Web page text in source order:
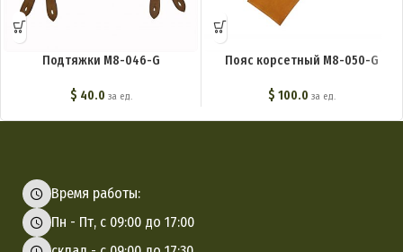
Подтяжки M8-046-G
$ 40.0 за ед.
Пояс корсетный M8-050-G
$ 100.0 за ед.
Время работы:
Пн - Пт, с 09:00 до 17:00